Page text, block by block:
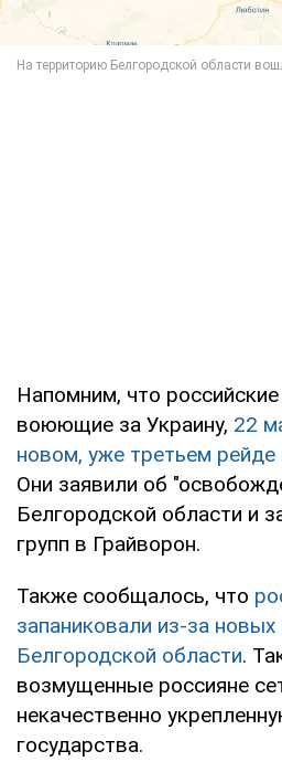
Напомним, что
воюющие за Украину, 22
новом, уже третьем
Они заявили об
Белгородской области и
групп в Грайворон.
Также сообщалось, что
запаниковали из-за новых
Белгородской области.
возмущенные россияне
некачественно
государства.